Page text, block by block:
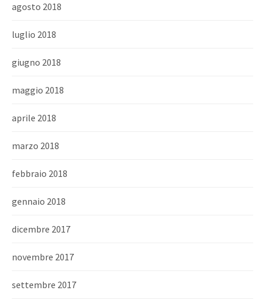
agosto 2018
luglio 2018
giugno 2018
maggio 2018
aprile 2018
marzo 2018
febbraio 2018
gennaio 2018
dicembre 2017
novembre 2017
settembre 2017